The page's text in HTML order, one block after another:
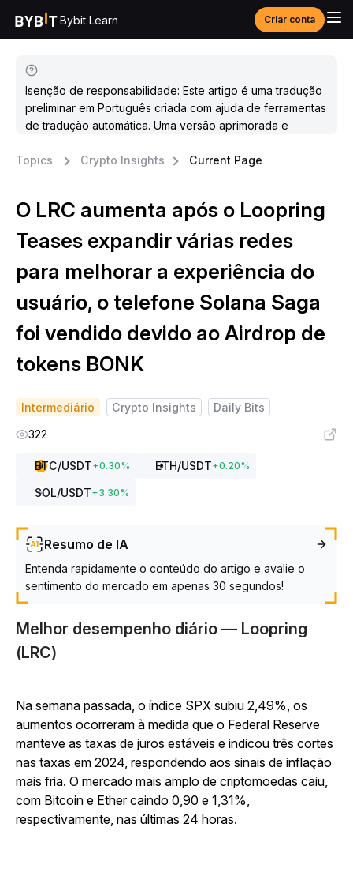
Bybit Learn Criar conta
Isenção de responsabilidade: Este artigo é uma tradução
preliminar em Português criada com ajuda de ferramentas
de tradução automática. Uma versão aprimorada e
Topics
Crypto Insights Current Page
O LRC aumenta após o Loopring
Teases expandir várias redes
para melhorar a experiência do
usuário, o telefone Solana Saga
foi vendido devido ao Airdrop de
tokens BONK
Intermediário Crypto Insights
Daily Bits
322
BTC/USDT+0.30% ETH/USDT+0.20%
SOL/USDT+3.30%
Resumo de IA
Entenda rapidamente o conteúdo do artigo e avalie o
sentimento do mercado em apenas 30 segundos!
Melhor desempenho diário — Loopring
(LRC)
Na semana passada, o índice SPX subiu 2,49%, os
aumentos ocorreram à medida que o Federal Reserve
manteve as taxas de juros estáveis e indicou três cortes
nas taxas em 2024, respondendo aos sinais de inflação
mais fria. O mercado mais amplo de criptomoedas caiu,
com Bitcoin e Ether caindo 0,90 e 1,31%,
respectivamente, nas últimas 24 horas.